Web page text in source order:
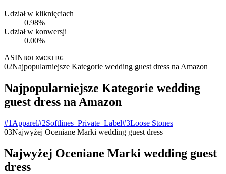
Udział w kliknięciach
0.98%
Udział w konwersji
0.00%
ASINB0FXWCKFRG
02Najpopularniejsze Kategorie wedding guest dress na Amazon
Najpopularniejsze Kategorie wedding
guest dress na Amazon
#1 Apparel#2Softlines_Private_Label#3Loose Stones
03Najwyżej Oceniane Marki wedding guest dress
Najwyżej Oceniane Marki wedding guest
dress